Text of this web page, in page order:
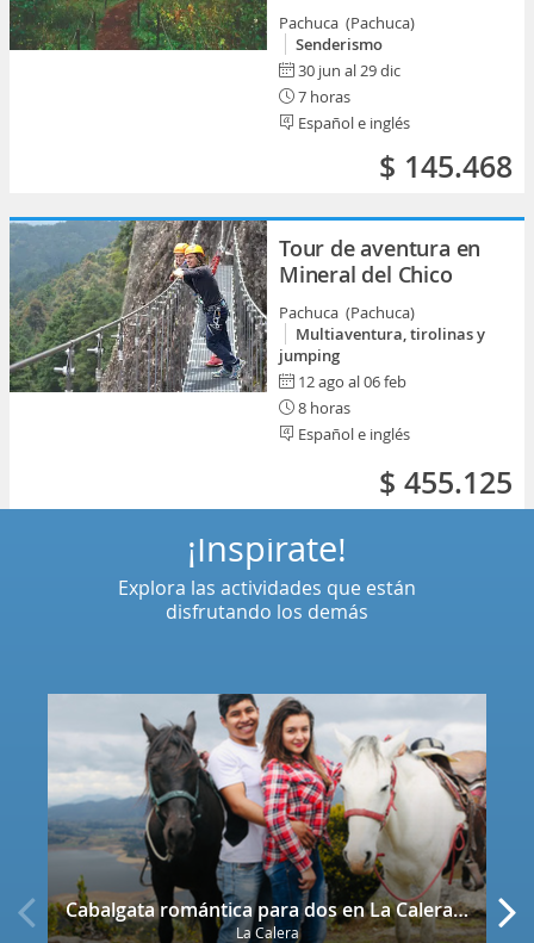
Pachuca (Pachuca)
Senderismo
30 jun al 29 dic
7 horas
Español e inglés
$ 145.468
Tour de aventura en
Mineral del Chico
Pachuca (Pachuca)
Multiaventura, tirolinas y
jumping
12 ago al 06 feb
8 horas
Español e inglés
$ 455.125
Cabalgata romántica para dos en La Calera con decoración
La Calera
¡Inspírate!
Explora las actividades que están
disfrutando los demás